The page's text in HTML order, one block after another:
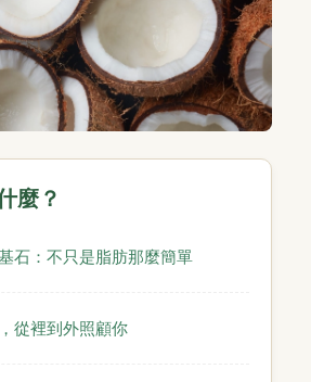
麼？
石：不只是脂肪那麼簡單
從裡到外照顧你